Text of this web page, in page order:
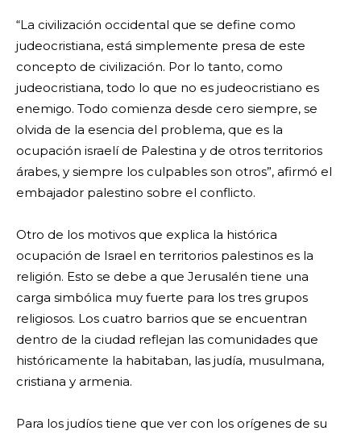
“La civilización occidental que se define como
judeocristiana, está simplemente presa de este
concepto de civilización. Por lo tanto, como
judeocristiana, todo lo que no es judeocristiano es
enemigo. Todo comienza desde cero siempre, se
olvida de la esencia del problema, que es la
ocupación israelí de Palestina y de otros territorios
árabes, y siempre los culpables son otros”, afirmó el
embajador palestino sobre el conflicto.
Otro de los motivos que explica la histórica
ocupación de Israel en territorios palestinos es la
religión. Esto se debe a que Jerusalén tiene una
carga simbólica muy fuerte para los tres grupos
religiosos. Los cuatro barrios que se encuentran
dentro de la ciudad reflejan las comunidades que
históricamente la habitaban, las judía, musulmana,
cristiana y armenia.
Para los judíos tiene que ver con los orígenes de su